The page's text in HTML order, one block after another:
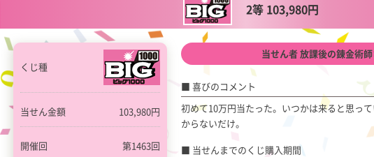
2等 103,980円
くじ種
当せん金額 103,980円
開催回 第1463回
当せん者 放課後の錬金術
喜びのコメント
初めて10万円当たった。いつかは来ると思っ
からないだけ。
当せんまでのくじ購入期間